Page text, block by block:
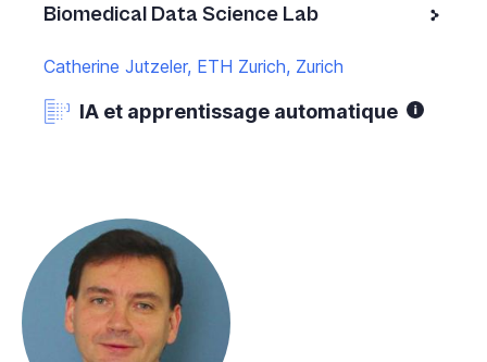
Biomedical Data Science Lab
Catherine Jutzeler, ETH Zurich, Zurich
IA et apprentissage automatique